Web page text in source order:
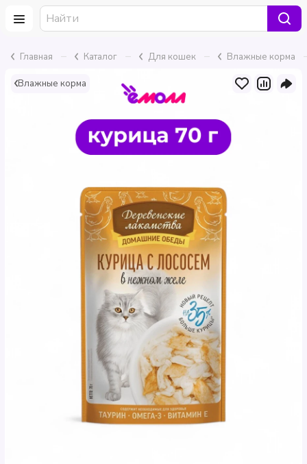
Главная – Каталог – Для кошек – Влажные корма
Влажные корма